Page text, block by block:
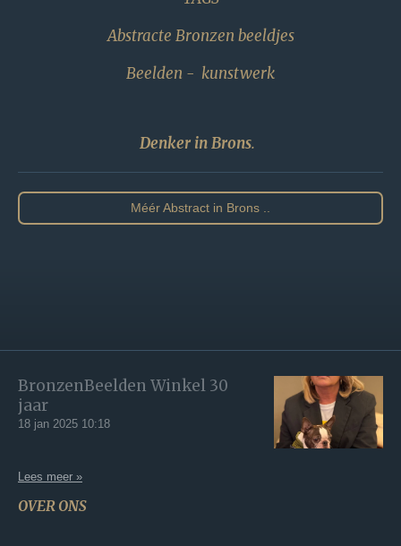
Abstracte Bronzen beeldjes
Beelden - kunstwerk
Denker in Brons.
Méér Abstract in Brons ..
BronzenBeelden Winkel 30
jaar
18 jan 2025 10:18
Lees meer »
OVER ONS